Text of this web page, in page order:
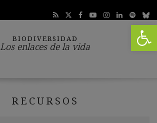
Abrir
BIODIVERSIDAD
Los enlaces de la vida
RECURSOS